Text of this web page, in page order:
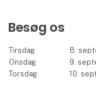
Besøg os
Tirsdag 8.
Onsdag
9.
Torsdag
10.